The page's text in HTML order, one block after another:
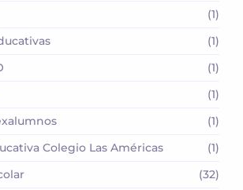
(1)
(1)
(1)
(1)
(1)
Colegio Las Américas
(1)
(32)